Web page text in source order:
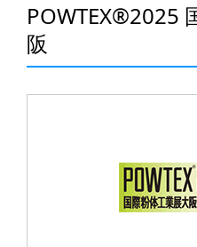
POWTEX®2025
阪